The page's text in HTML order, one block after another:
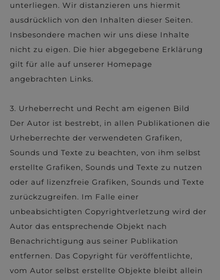
unterliegen. Wir distanzieren uns hiermit
ausdrücklich von den Inhalten dieser Seiten.
Insbesondere machen wir uns diese Inhalte
nicht zu eigen. Die hier abgegebene Erklärung
gilt für alle auf unserer Homepage
angebrachten Links.
3. Urheberrecht und Recht am eigenen Bild
Der Autor ist bestrebt, in allen Publikationen die
Urheberrechte der verwendeten Grafiken,
Sounds und Texte zu beachten, von ihm selbst
erstellte Grafiken, Sounds und Texte zu nutzen
oder auf lizenzfreie Grafiken, Sounds und Texte
zurückzugreifen. Im Falle einer
unbeabsichtigten Copyrightverletzung wird der
Autor das entsprechende Objekt nach
Benachrichtigung aus seiner Publikation
entfernen. Das Copyright für veröffentlichte,
vom Autor selbst erstellte Objekte bleibt allein